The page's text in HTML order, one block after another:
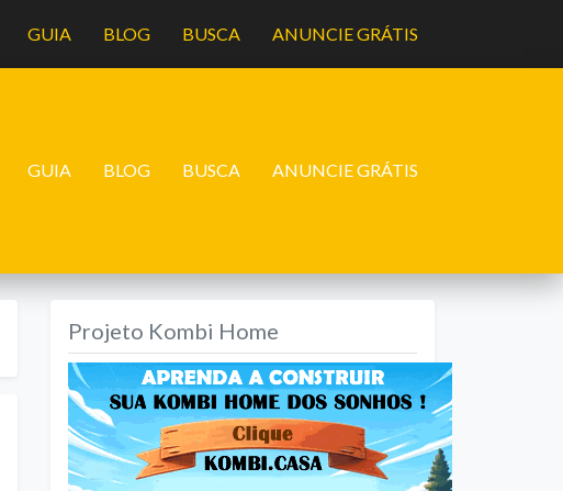
GUIA BLOG BUSCA ANUNCIE GRÁTIS
GUIA BLOG BUSCA ANUNCIE GRÁTIS
Projeto Kombi Home